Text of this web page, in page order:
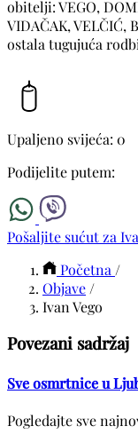
obitelji: VEGO,
VIDAČAK, VELČIĆ,
ostala tugujuća
Upaljeno svijeća: 0
Podijelite putem:
Pošaljite sućut za
Početna /
Objave /
Ivan Vego
Povezani sadržaj
Sve osmrtnice u
Pogledajte sve